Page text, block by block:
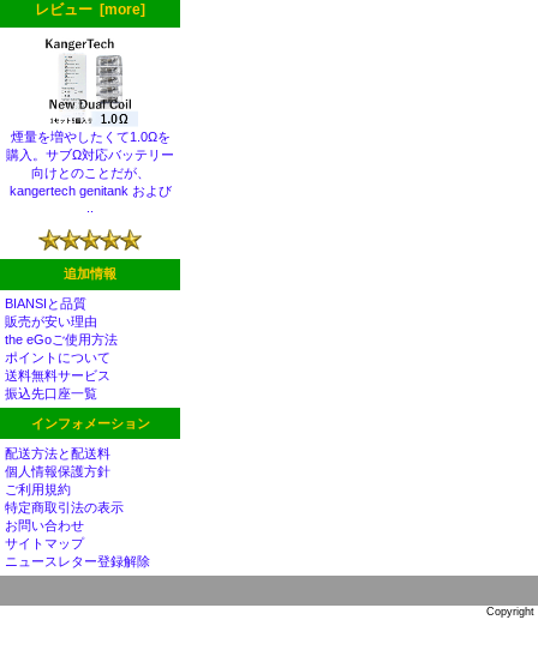
レビュー [more]
煙量を増やしたくて1.0Ωを
購入。サブΩ対応バッテリー
向けとのことだが、
kangertech genitank および
追加情報
BIANSIと品質
販売が安い理由
the eGoご使用方法
ポイントについて
送料無料サービス
振込先口座一覧
インフォメーション
配送方法と配送料
個人情報保護方針
ご利用規約
特定商取引法の表示
お問い合わせ
サイトマップ
ニュースレター登録解除